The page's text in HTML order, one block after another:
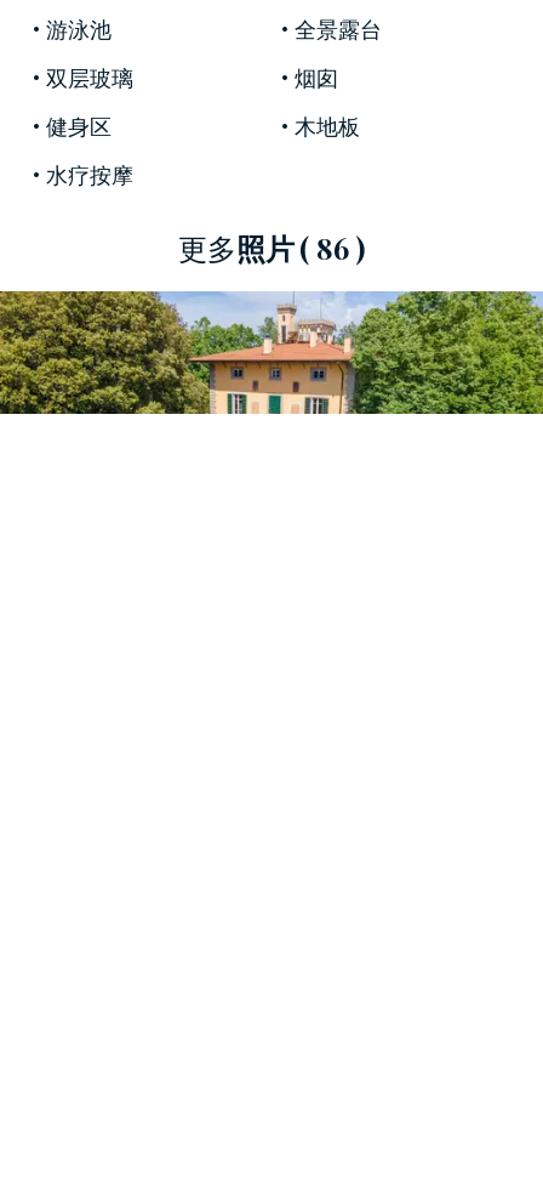
精美的饰面、木地板、著名的定制家具使这座建
筑独特而迷人。
著名的别墅还设有健身和健康区，并配有附楼，
非常适合客人入住。
第二栋别墅状况良好，设有精美的休息室和开放
空间，可通往酒店的不同区域。
游泳池
全景露台
双层玻璃
烟囱
健身区
木地板
水疗按摩
更多照片( 86 )